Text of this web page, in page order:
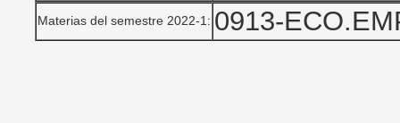
Materias del semestre 2022-1: 0913-